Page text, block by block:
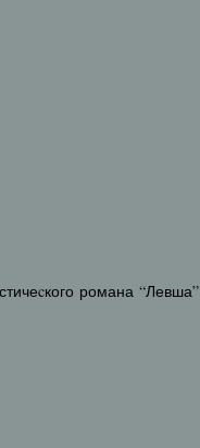
романа “Левша”